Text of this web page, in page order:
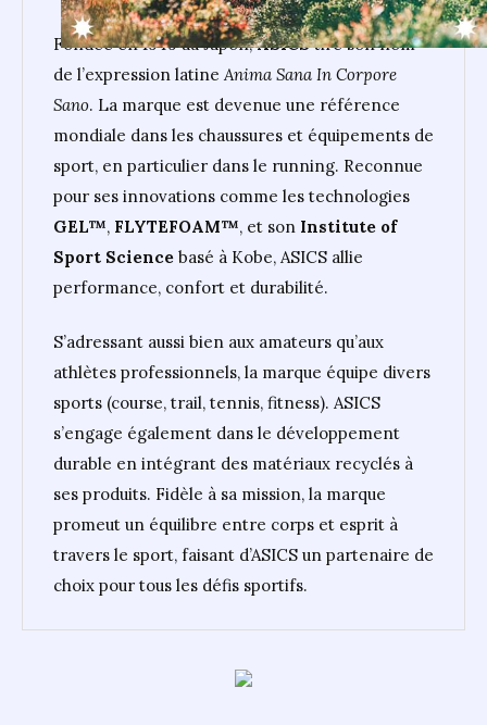
Fondée en 1949 au Japon,ASICStire son nom
de l’expression latine Anima Sana In Corpore
Sano. La marque est devenue une référence
mondiale dans les chaussures et équipements de
sport, en particulier dans le running. Reconnue
pour ses innovations comme les technologies
GEL™, FLYTEFOAM™, et son Institute of
Sport Science basé à Kobe, ASICS allie
performance, confort et durabilité.
S’adressant aussi bien aux amateurs qu’aux
athlètes professionnels, la marque équipe divers
sports (course, trail, tennis, fitness). ASICS
s’engage également dans le développement
durable en intégrant des matériaux recyclés à
ses produits. Fidèle à sa mission, la marque
promeut un équilibre entre corps et esprit à
travers le sport, faisant d’ASICS un partenaire de
choix pour tous les défis sportifs.